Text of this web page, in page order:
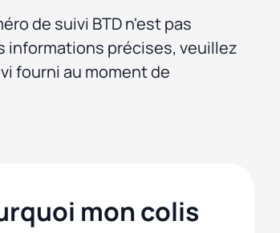
de suivi BTD n'est pas
informations précises, veuillez
fourni au moment de
mon colis